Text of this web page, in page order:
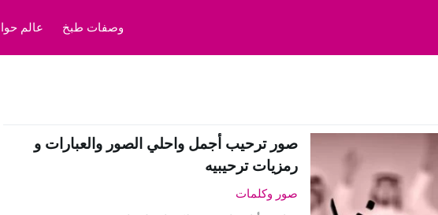
وصفات طبخ عالم
صور ترحيب أجمل واحلي الصور والعبارات و
رمزيات ترحيبيه
صور وكلمات